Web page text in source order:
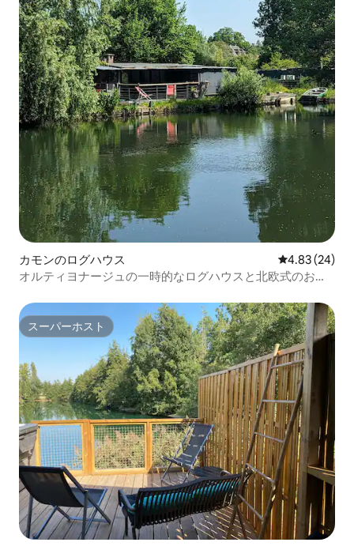
カモンのログハウス レビュー24
4.83 (24)
オルティヨナージュの一時的なログハウスと北欧式のお風
スーパーホスト
スーパーホスト